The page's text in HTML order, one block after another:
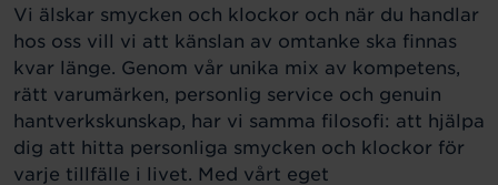
Vi älskar smycken och klockor och när du handlar
hos oss vill vi att känslan av omtanke ska finnas
kvar länge. Genom vår unika mix av kompetens,
rätt varumärken, personlig service och genuin
hantverkskunskap, har vi samma filosofi: att hjälpa
dig att hitta personliga smycken och klockor för
varje tillfälle i livet. Med vårt eget